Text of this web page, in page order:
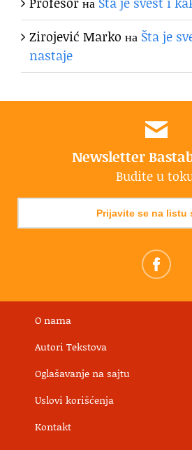
Zirojević Marko на Šta je
nastaje
Newsletter
Budite u
Prijavite se na listu
O nama
Autori Tekstova
Oglašavanje na sajtu
Uslovi korišćenja
Kontakt